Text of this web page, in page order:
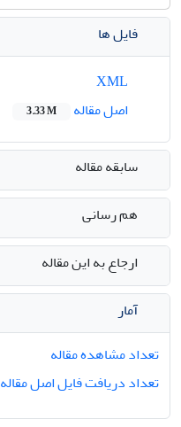
فایل ها
اصل مقاله
3.33 M
سابقه مقاله
هم رسانی
ارجاع به این مقاله
آمار
تعداد مشاهده مقاله
تعداد دریافت فایل اصل مقاله